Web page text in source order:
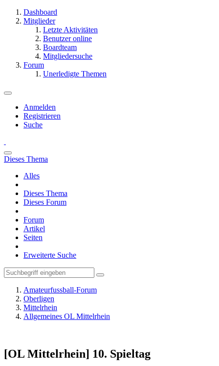
Dashboard
Mitglieder
Letzte Aktivitäten
Benutzer online
Boardteam
Mitgliedersuche
Forum
Unerledigte Themen
Anmelden
Registrieren
Suche
Dieses Thema
Alles
Dieses Thema
Dieses Forum
Forum
Artikel
Seiten
Erweiterte Suche
Amateurfussball-Forum
Oberligen
Mittelrhein
Allgemeines OL Mittelrhein
[OL Mittelrhein] 10. Spieltag